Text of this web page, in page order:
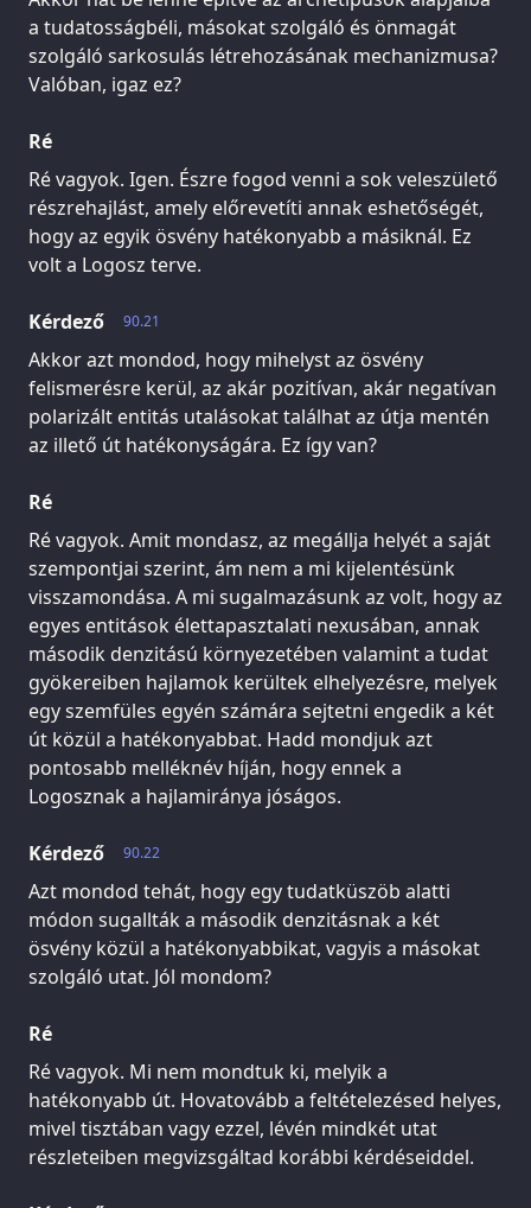
a tudatosságbéli, másokat szolgáló és önmagát
szolgáló sarkosulás létrehozásának mechanizmusa?
Valóban, igaz ez?
Ré
Ré vagyok. Igen. Észre fogod venni a sok veleszülető
részrehajlást, amely előrevetíti annak eshetőségét,
hogy az egyik ösvény hatékonyabb a másiknál. Ez
volt a Logosz terve.
90.21
Kérdező
Akkor azt mondod, hogy mihelyst az ösvény
felismerésre kerül, az akár pozitívan, akár negatívan
polarizált entitás utalásokat találhat az útja mentén
az illető út hatékonyságára. Ez így van?
Ré
Ré vagyok. Amit mondasz, az megállja helyét a saját
szempontjai szerint, ám nem a mi kijelentésünk
visszamondása. A mi sugalmazásunk az volt, hogy az
egyes entitások élettapasztalati nexusában, annak
második denzitású környezetében valamint a tudat
gyökereiben hajlamok kerültek elhelyezésre, melyek
egy szemfüles egyén számára sejtetni engedik a két
út közül a hatékonyabbat. Hadd mondjuk azt
pontosabb melléknév híján, hogy ennek a
Logosznak a hajlamiránya jóságos.
90.22
Kérdező
Azt mondod tehát, hogy egy tudatküszöb alatti
módon sugallták a második denzitásnak a két
ösvény közül a hatékonyabbikat, vagyis a másokat
szolgáló utat. Jól mondom?
Ré
Ré vagyok. Mi nem mondtuk ki, melyik a
hatékonyabb út. Hovatovább a feltételezésed helyes,
mivel tisztában vagy ezzel, lévén mindkét utat
részleteiben megvizsgáltad korábbi kérdéseiddel.